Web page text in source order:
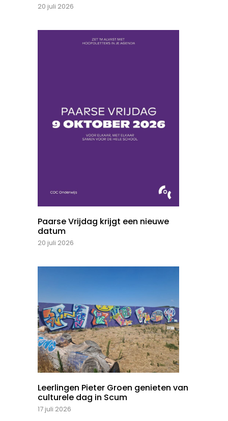
20 juli 2026
Paarse Vrijdag krijgt een nieuwe
datum
20 juli 2026
Leerlingen Pieter Groen genieten van
culturele dag in Scum
17 juli 2026